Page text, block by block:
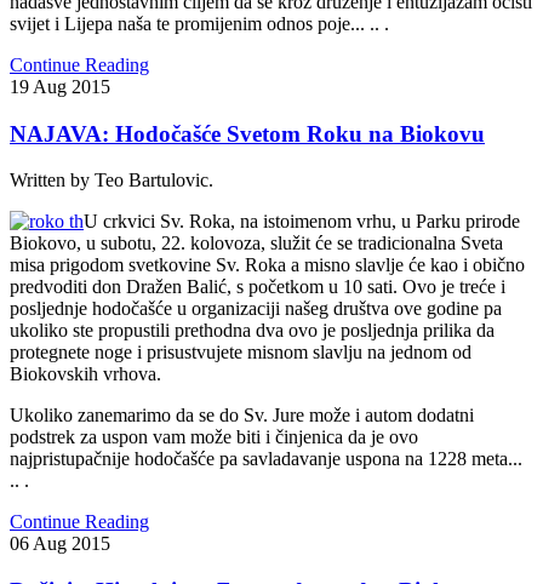
svijet i Lijepa naša te promijenim odnos poje... .. .
Continue Reading
19 Aug 2015
NAJAVA: Hodočašće Svetom Roku na Biokovu
Written by Teo Bartulovic.
U crkvici Sv. Roka, na istoimenom vrhu, u Parku prirode
Biokovo, u subotu, 22. kolovoza, služit će se tradicionalna Sveta
misa prigodom svetkovine Sv. Roka a misno slavlje će kao i obično
predvoditi don Dražen Balić, s početkom u 10 sati. Ovo je treće i
posljednje hodočašće u organizaciji našeg društva ove godine pa
ukoliko ste propustili prethodna dva ovo je posljednja prilika da
protegnete noge i prisustvujete misnom slavlju na jednom od
Biokovskih vrhova.
Ukoliko zanemarimo da se do Sv. Jure može i autom dodatni
podstrek za uspon vam može biti i činjenica da je ovo
najpristupačnije hodočašće pa savladavanje uspona na 1228 meta...
.. .
Continue Reading
06 Aug 2015